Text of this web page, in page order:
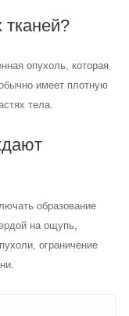
опухоль, которая
имеет плотную
тела.
образование
на ощупь,
ограничение